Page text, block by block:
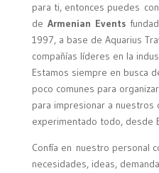
para ti, entonces puedes
de Armenian Events
1997, a base de Aquarius
compañías líderes en la
Estamos siempre en busca
poco comunes para
para impresionar a nuestros
experimentado todo, desde
Confía en nuestro personal
necesidades, ideas,